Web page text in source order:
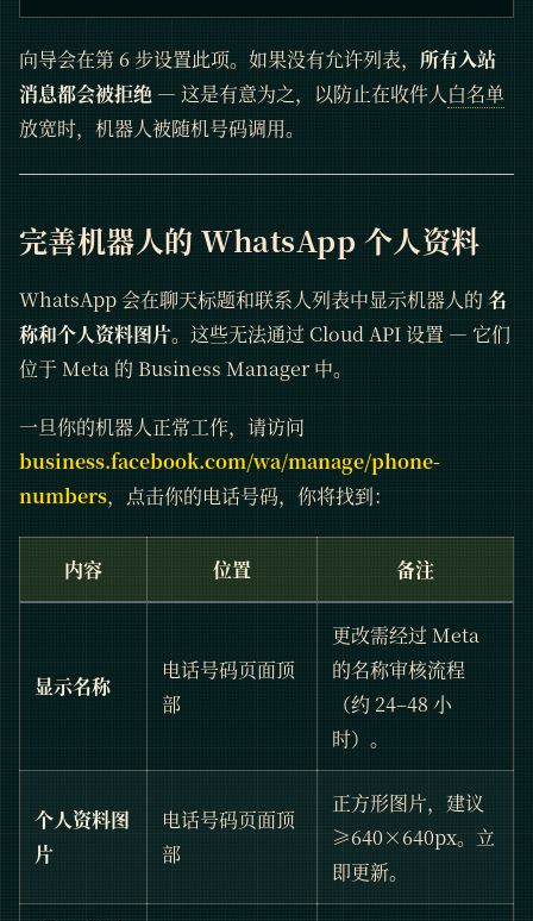
向导会在第 6 步设置此项。如果没有允许列表， 所有入站
消息都会被拒绝 — 这是有意为之，以防止在收件人白名单
放宽时，机器人被随机号码调用。
完善机器人的 WhatsApp 个人资料
WhatsApp 会在聊天标题和联系人列表中显示机器人的 名
称和个人资料图片。这些无法通过 Cloud API 设置 — 它们
位于 Meta 的 Business Manager 中。
一旦你的机器人正常工作，请访问
business.facebook.com/wa/manage/phone-
numbers，点击你的电话号码，你将找到：
内容 位置 备注
显示名称
电话号码页面顶
部
更改需经过 Meta
的名称审核流程
（约 24–48 小
时）。
个人资料图
片
电话号码页面顶
部
正方形图片，建议
≥640×640px。立
即更新。